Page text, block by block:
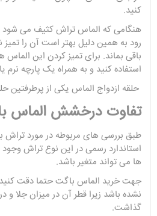
کنید.
هنگامی که الماس تراش کثیف می
رود به همین دلیل بهتر است آن را
باقی بماند. برای تمیز کردن این
استفاده کنید و به همراه یک پارچه نرم
حلقه ازدواج الماس یکی از پرطرفتین
تفاوت درخشش الماس
طبق بررسی های مربوطه در مورد تراش
استاندارد رسمی در این نوع تراش وجود
ها می تواند متغیر باشد.
جهت خرید الماس باگت حتما دقت کنید
نشده باشد زیرا قطر آن در میزان جلا
گذاشت.